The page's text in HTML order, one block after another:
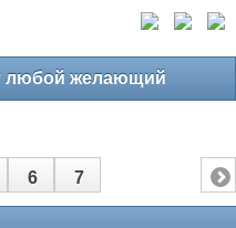
любой желающий
6 7